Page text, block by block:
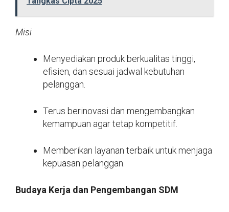
Misi
Menyediakan produk berkualitas tinggi,
efisien, dan sesuai jadwal kebutuhan
pelanggan.
Terus berinovasi dan mengembangkan
kemampuan agar tetap kompetitif.
Memberikan layanan terbaik untuk menjaga
kepuasan pelanggan.
Budaya Kerja dan Pengembangan SDM